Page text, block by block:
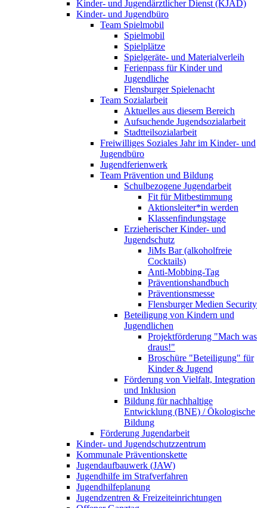
Kinder- und Jugendärztlicher Dienst (KJÄD)
Kinder- und Jugendbüro
Team Spielmobil
Spielmobil
Spielplätze
Spielgeräte- und Materialverleih
Ferienpass für Kinder und
Jugendliche
Flensburger Spielenacht
Team Sozialarbeit
Aktuelles aus diesem Bereich
Aufsuchende Jugendsozialarbeit
Stadtteilsozialarbeit
Freiwilliges Soziales Jahr im Kinder- und
Jugendbüro
Jugendferienwerk
Team Prävention und Bildung
Schulbezogene Jugendarbeit
Fit für Mitbestimmung
Aktionsleiter*in werden
Klassenfindungstage
Erzieherischer Kinder- und
Jugendschutz
JiMs Bar (alkoholfreie
Cocktails)
Anti-Mobbing-Tag
Präventionshandbuch
Präventionsmesse
Flensburger Medien Security
Beteiligung von Kindern und
Jugendlichen
Projektförderung "Mach was
draus!"
Broschüre "Beteiligung" für
Kinder & Jugend
Förderung von Vielfalt, Integration
und Inklusion
Bildung für nachhaltige
Entwicklung (BNE) / Ökologische
Bildung
Förderung Jugendarbeit
Kinder- und Jugendschutzzentrum
Kommunale Präventionskette
Jugendaufbauwerk (JAW)
Jugendhilfe im Strafverfahren
Jugendhilfeplanung
Jugendzentren & Freizeiteinrichtungen